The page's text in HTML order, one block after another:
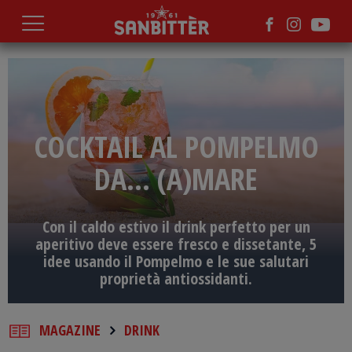
contenuto
principale
COCKTAIL AL POMPELMO
DA... (A)MARE
Con il caldo estivo il drink perfetto per un
aperitivo deve essere fresco e dissetante, 5
idee usando il Pompelmo e le sue salutari
proprietà antiossidanti.
MAGAZINE DRINK